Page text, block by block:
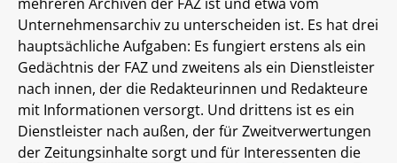
Unternehmensarchiv zu unterscheiden ist. Es hat drei
hauptsächliche Aufgaben: Es fungiert erstens als ein
Gedächtnis der FAZ und zweitens als ein Dienstleister
nach innen, der die Redakteurinnen und Redakteure
mit Informationen versorgt. Und drittens ist es ein
Dienstleister nach außen, der für Zweitverwertungen
der Zeitungsinhaltesorgt und für Interessenten die